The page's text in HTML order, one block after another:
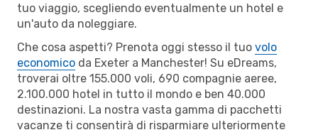
tuo viaggio, scegliendo eventualmente un hotel e
un'auto da noleggiare.
Che cosa aspetti? Prenota oggi stesso il tuo volo
economico da Exeter a Manchester! Su eDreams,
troverai oltre 155.000 voli, 690 compagnie aeree,
2.100.000 hotel in tutto il mondo e ben 40.000
destinazioni. La nostra vasta gamma di pacchetti
vacanze ti consentirà di risparmiare ulteriormente